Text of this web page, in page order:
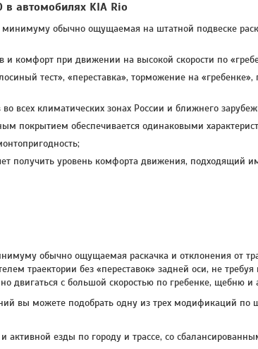
в автомобилях KIA Rio
обычно ощущаемая на штатной подвеске
и комфорт при движении на высокой скорости по
тест», «переставка», торможение на
всех климатических зонах России и ближнего
покрытием обеспечивается одинаковыми
получить уровень комфорта движения, подходящий
обычно ощущаемая раскачка и отклонения от
траектории без «переставок» задней оси, не
двигаться с большой скоростью по гребенке, щебню
вы можете подобрать одну из трех модификаций по
езды по городу и трассе, со